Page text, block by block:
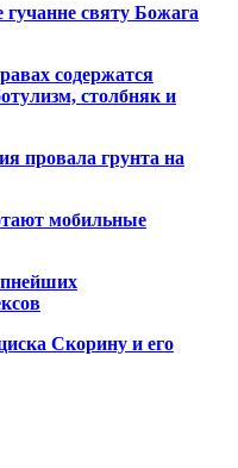
гучанне святу Божага
содержатся
столбняк и
провала грунта на
мобильные
Скорину и его